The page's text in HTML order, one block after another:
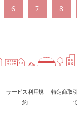
6 7 8
サービス利用規
約
特定商取
て